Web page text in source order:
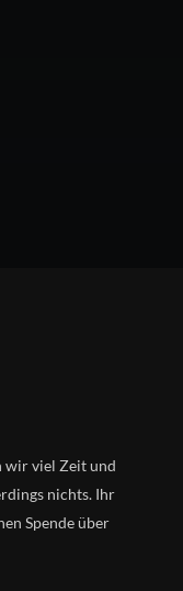
wir viel Zeit und
nichts. Ihr
Spende über